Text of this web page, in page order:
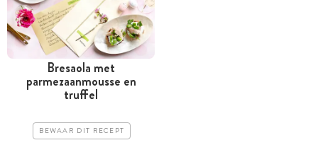
Bresaola met
parmezaanmousse en
truffel
BEWAAR DIT RECEPT